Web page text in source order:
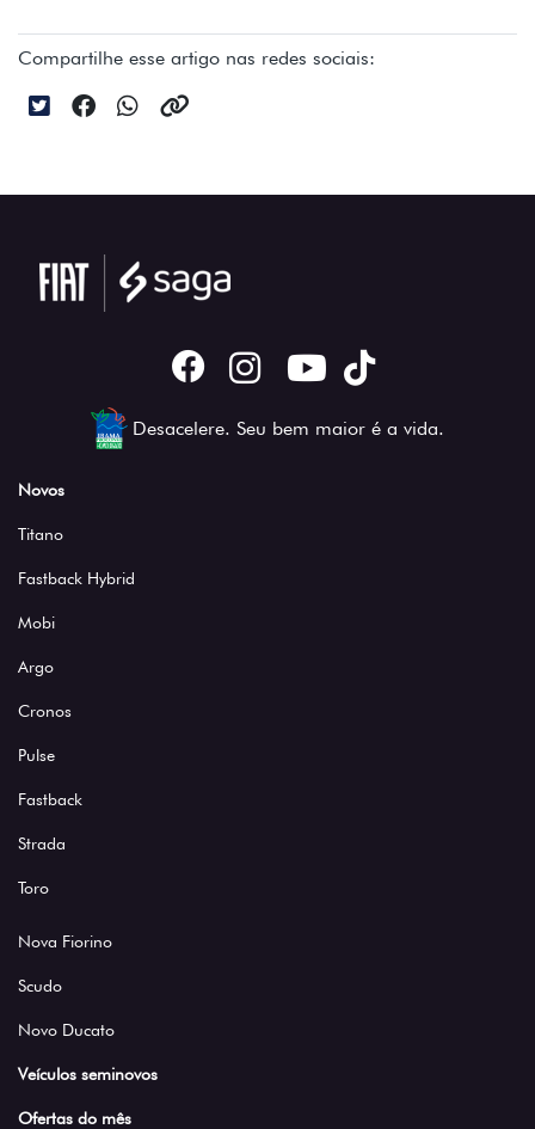
Compartilhe esse artigo nas redes sociais:
Desacelere. Seu bem maior é a vida.
Novos
Titano
Fastback Hybrid
Mobi
Argo
Cronos
Pulse
Fastback
Strada
Toro
Nova Fiorino
Scudo
Novo Ducato
Veículos seminovos
Ofertas do mês